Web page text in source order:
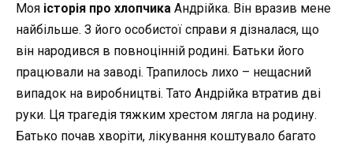
Моя історія про хлопчика Андрійка. Він вразив мене
найбільше. З його особистої справи я дізналася, що
він народився в повноцінній родині. Батьки його
працювали на заводі. Трапилось лихо – нещасний
випадок на виробництві. Тато Андрійка втратив дві
руки. Ця трагедія тяжким хрестом лягла на родину.
Батько почав хворіти, лікування коштувало багато